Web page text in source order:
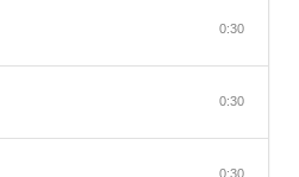
0:30
0:30
0:30